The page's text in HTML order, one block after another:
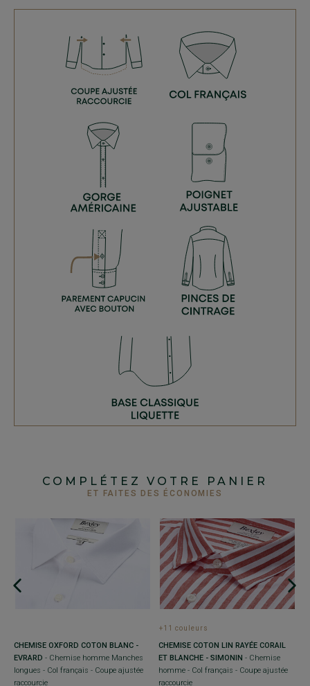
COMPLÉTEZ VOTRE PANIER
ET FAITES DES ÉCONOMIES
CHEMISE OXFORD COTON BLANC -
EVRARD - Chemise homme Manches
longues - Col français - Coupe ajustée
raccourcie
+11 couleurs
CHEMISE COTON LIN RAYÉE CORAIL
ET BLANCHE - SIMONIN - Chemise
homme - Col français - Coupe ajustée
raccourcie